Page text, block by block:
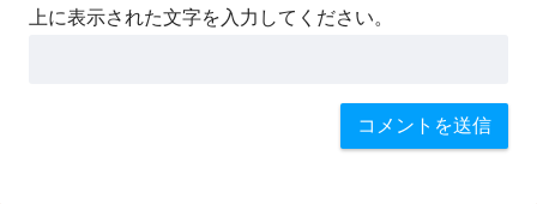
上に表示された文字を入力してください。